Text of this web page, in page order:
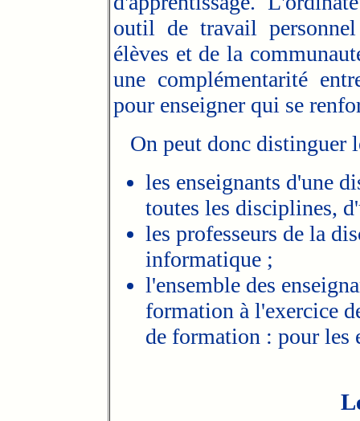
outil de travail
élèves et de la
une complémentarité
pour enseigner qui se
On peut donc distinguer
les enseignants d'une
toutes les disciplines,
les professeurs de la
informatique ;
l'ensemble des
formation à l'exercice
de formation : pour les